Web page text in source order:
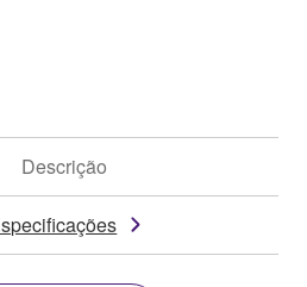
Descrição